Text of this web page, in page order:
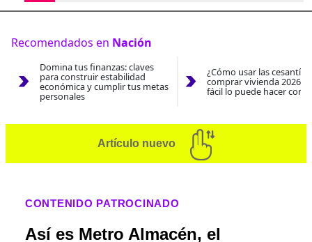
Recomendados en Nación
Domina tus finanzas: claves
para construir estabilidad
económica y cumplir tus metas
personales
¿Cómo usar las
comprar vivienda 2026?
fácil lo puede hacer con
Artículo nuevo
CONTENIDO PATROCINADO
Así es Metro Almacén, el